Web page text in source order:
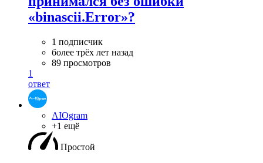
«binascii.Error»?
1 подписчик
более трёх лет назад
89 просмотров
1
ответ
AIOgram
+1 ещё
Простой